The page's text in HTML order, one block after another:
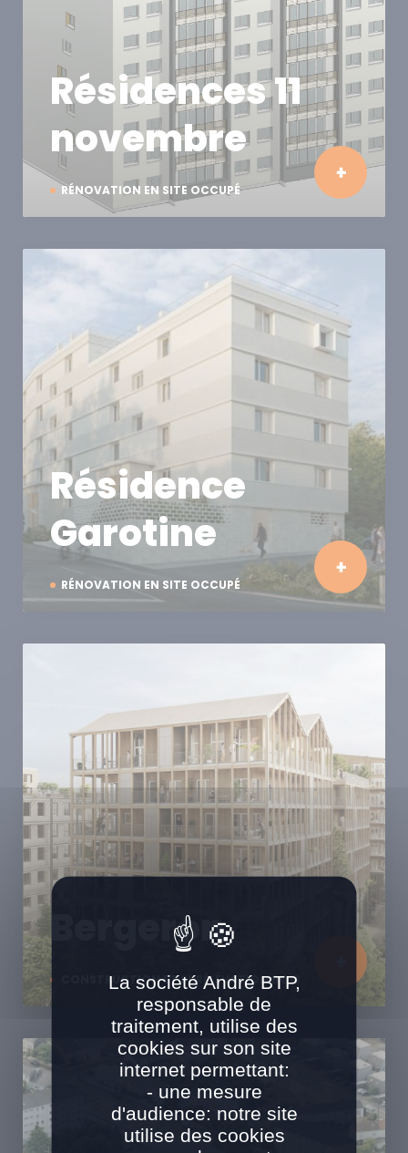
RÉNOVATION EN SITE OCCUPÉ
Résidences 11
novembre
RÉNOVATION EN SITE OCCUPÉ
Résidence
Garotine
CONSTRUCTION ET SURÉLÉVATION BOIS
Bergeron
La société André BTP,
responsable de
traitement, utilise des
cookies sur son site
internet permettant:
- une mesure
d'audience: notre site
utilise des cookies